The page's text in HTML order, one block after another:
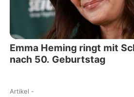
Emma Heming ringt mit
nach 50. Geburtstag
Artikel -